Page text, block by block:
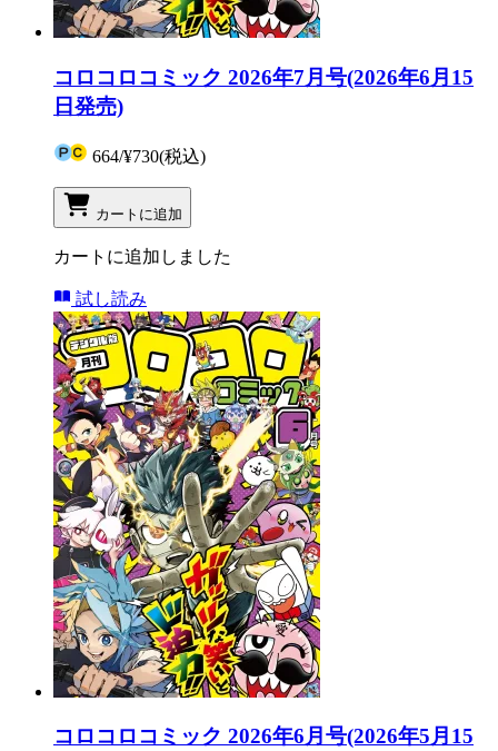
コロコロコミック 2026年7月号(2026年6月15
日発売)
664/¥730(税込)
カートに追加
カートに追加しました
試し読み
コロコロコミック 2026年6月号(2026年5月15